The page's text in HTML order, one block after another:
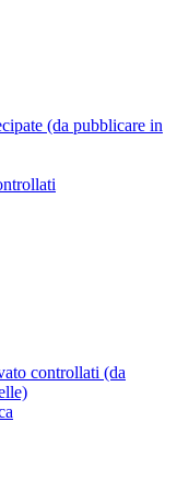
(da pubblicare in
controllati (da